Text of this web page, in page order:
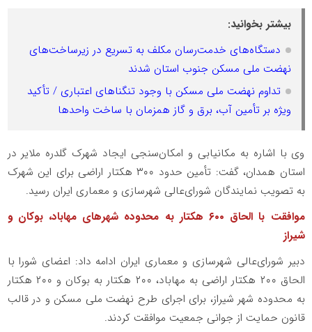
بیشتر بخوانید:
دستگاه‌های خدمت‌رسان مکلف به تسریع در زیرساخت‌های
نهضت ملی مسکن جنوب استان شدند
تداوم نهضت ملی مسکن با وجود تنگناهای اعتباری / تأکید
ویژه بر تأمین آب، برق و گاز همزمان با ساخت واحدها
وی با اشاره به مکانیابی و امکان‌سنجی ایجاد شهرک گلدره ملایر در
استان همدان، گفت: تأمین حدود ۳۰۰ هکتار اراضی برای این شهرک
به تصویب نمایندگان شورای‌عالی شهرسازی و معماری ایران رسید.
موافقت با الحاق ۶۰۰ هکتار به محدوده شهرهای مهاباد، بوکان و
شیراز
دبیر شورای‌عالی شهرسازی و معماری ایران ادامه داد: اعضای شورا با
الحاق ۲۰۰ هکتار اراضی به مهاباد، ۲۰۰ هکتار به بوکان و ۲۰۰ هکتار
به محدوده شهر شیراز، برای اجرای طرح نهضت ملی مسکن و در قالب
قانون حمایت از جوانی جمعیت موافقت کردند.